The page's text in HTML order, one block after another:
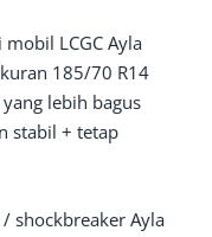
LCGC Ayla
185/70 R14
lebih bagus
stabil + tetap
shockbreaker Ayla